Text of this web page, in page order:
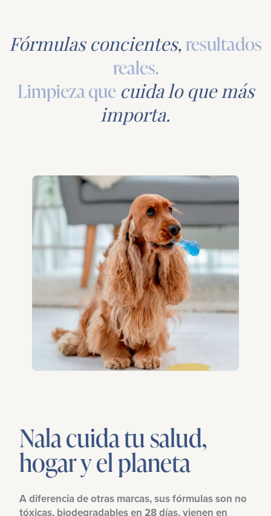
Fórmulas concientes,resultados
reales.
Limpieza que cuida lo que más
importa.
Nala cuida tu salud,
hogar y el planeta
A diferencia de otras marcas, sus fórmulas son no
tóxicas, biodegradables en 28 días, vienen en